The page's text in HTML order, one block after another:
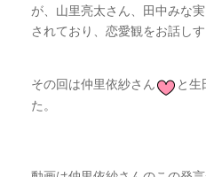
が、山里亮太さん、田中みな
されており、恋愛観をお話し
その回は仲里依紗さん と生
た。